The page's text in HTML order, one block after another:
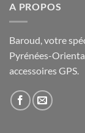
A PROPOS
Baroud, votre
Pyrénées-
accessoires GPS.